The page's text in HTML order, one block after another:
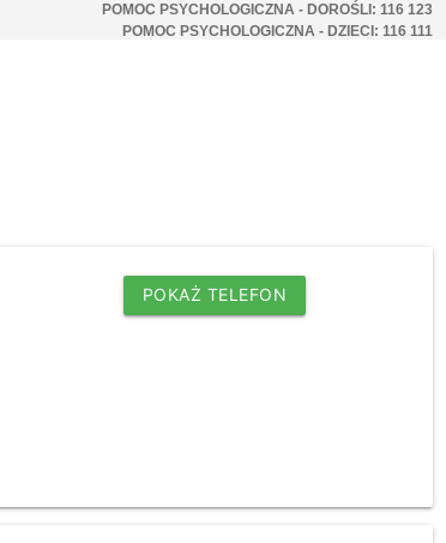
POMOC PSYCHOLOGICZNA - DOROŚLI: 116 123
POMOC PSYCHOLOGICZNA - DZIECI: 116 111
POKAŻ TELEFON